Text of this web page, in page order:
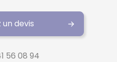
devis
56 08 94